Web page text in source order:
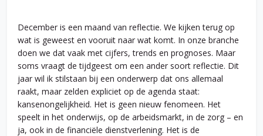
December is een maand van reflectie. We kijken terug op
wat is geweest en vooruit naar wat komt. In onze branche
doen we dat vaak met cijfers, trends en prognoses. Maar
soms vraagt de tijdgeest om een ander soort reflectie. Dit
jaar wil ik stilstaan bij een onderwerp dat ons allemaal
raakt, maar zelden expliciet op de agenda staat:
kansenongelijkheid. Het is geen nieuw fenomeen. Het
speelt in het onderwijs, op de arbeidsmarkt, in de zorg – en
ja, ook in de financiële dienstverlening. Het is de